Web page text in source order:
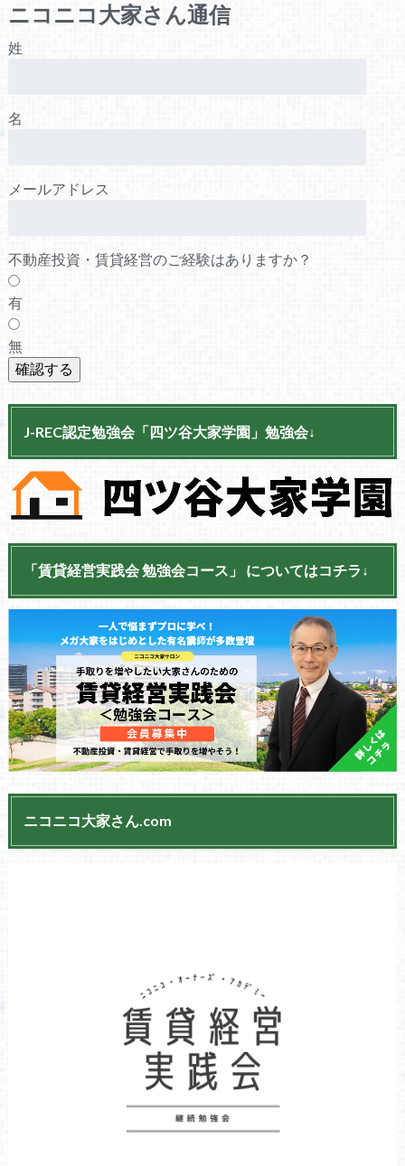
ニコニコ大家さん通信
姓
名
メールアドレス
不動産投資・賃貸経営のご経験はありますか？
有
無
J-REC認定勉強会「四ツ谷大家学園」勉強会↓
「賃貸経営実践会 勉強会コース」 についてはコチラ↓
ニコニコ大家さん.com